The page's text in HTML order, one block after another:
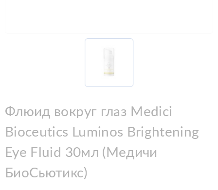
Флюид вокруг глаз Medici
Bioceutics Luminos Brightening
Eye Fluid 30мл (Медичи
БиоСьютикс)